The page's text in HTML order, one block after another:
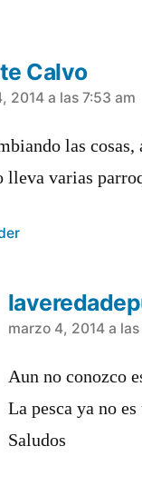
Calvo
2014 a las 7:53 am
las
lleva varias
dice:
marzo 4, 2014 a las
Aun no conozco
La pesca ya no
Saludos